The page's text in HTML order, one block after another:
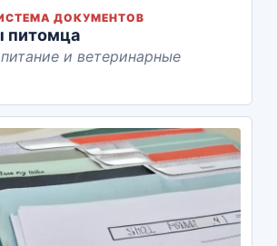
ДОКУМЕНТОВ
питомца
и ветеринарные